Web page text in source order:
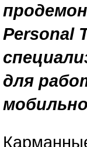
Personal
для